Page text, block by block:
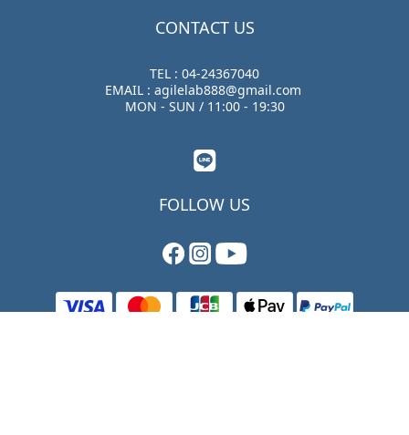
立即購買
CONTACT US
TEL : 04-24367040
EMAIL : agilelab888@gmail.com
MON - SUN / 11:00 - 19:30
FOLLOW US